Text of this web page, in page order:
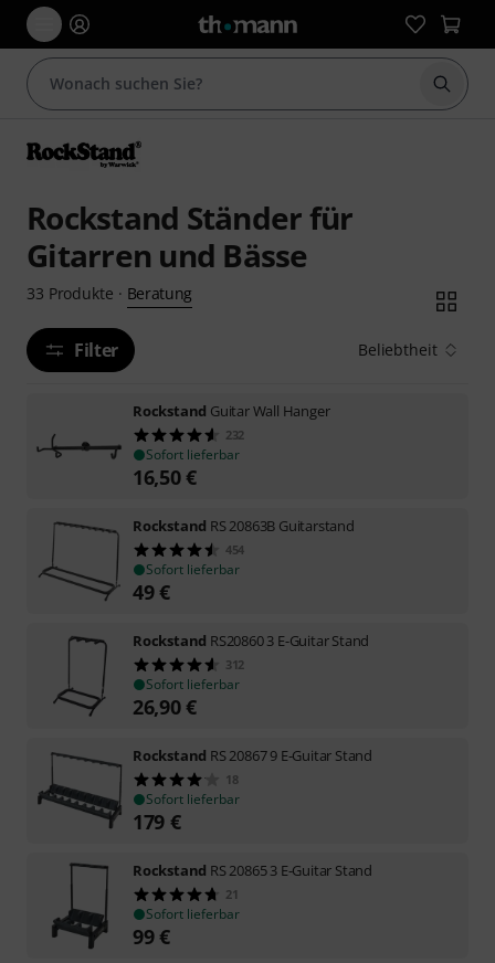
Suche
Rockstand Ständer für
Gitarren und Bässe
33 Produkte · Beratung
Filter Beliebtheit
Rockstand Guitar Wall Hanger
232
Sofort lieferbar
16,50€
Rockstand RS 20863B Guitarstand
454
Sofort lieferbar
49€
Rockstand RS20860 3 E-Guitar Stand
312
Sofort lieferbar
26,90€
Rockstand RS 20867 9 E-Guitar Stand
18
Sofort lieferbar
179 €
Rockstand RS 20865 3 E-Guitar Stand
21
Sofort lieferbar
99€